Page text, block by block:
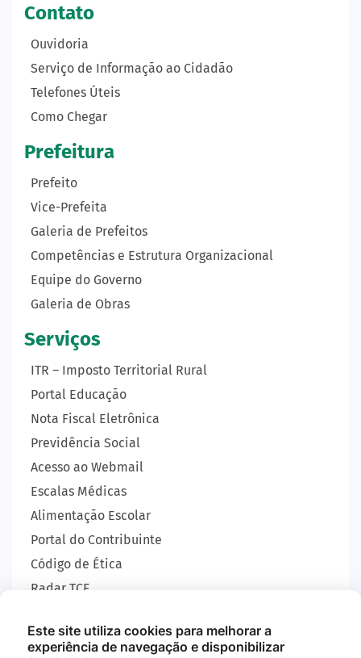
Contato
Ouvidoria
Serviço de Informação ao Cidadão
Telefones Úteis
Como Chegar
Prefeitura
Prefeito
Vice-Prefeita
Galeria de Prefeitos
Competências e Estrutura Organizacional
Equipe do Governo
Galeria de Obras
Serviços
ITR – Imposto Territorial Rural
Portal Educação
Nota Fiscal Eletrônica
Previdência Social
Acesso ao Webmail
Escalas Médicas
Alimentação Escolar
Portal do Contribuinte
Código de Ética
Radar TCE
SIC
Este site utiliza cookies para melhorar a
experiência de navegação e disponibilizar